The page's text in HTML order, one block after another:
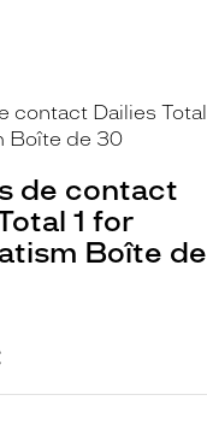
de contact
1 for
Boîte de